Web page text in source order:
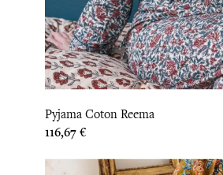
Pyjama Coton Reema
Prix
116,67 €